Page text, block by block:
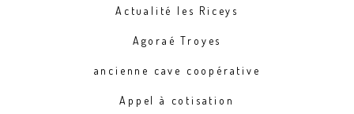
Actualité les Riceys
Agoraé Troyes
ancienne cave coopérative
Appel à cotisation